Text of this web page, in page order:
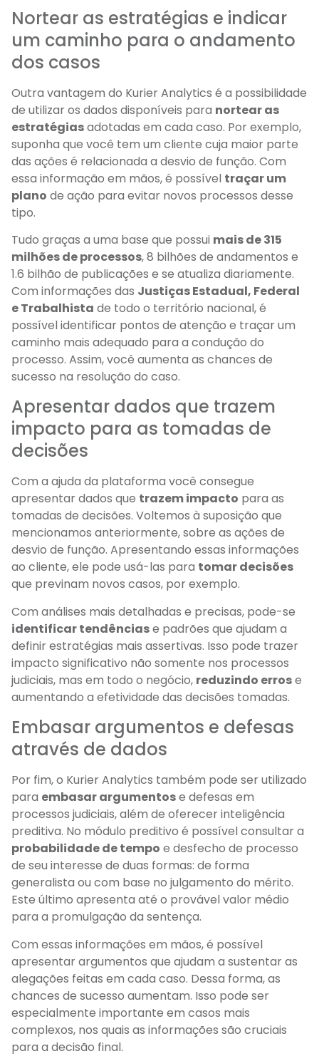
Nortear as estratégias e indicar
um caminho para o andamento
dos casos
Outra vantagem do Kurier Analytics é a possibilidade
de utilizar os dados disponíveis para nortear as
estratégiasadotadas em cada caso. Por exemplo,
suponha que você tem um cliente cuja maior parte
das ações é relacionada a desvio de função. Com
essa informação em mãos, é possível traçar um
plano de ação para evitar novos processos desse
tipo.
Tudo graças a uma base que possui mais de 315
milhões de processos, 8 bilhões de andamentos e
1.6 bilhão de publicações e se atualiza diariamente.
Com informações das Justiças Estadual, Federal
e Trabalhista de todo o território nacional, é
possível identificar pontos de atenção e traçar um
caminho mais adequado para a condução do
processo. Assim, você aumenta as chances de
sucesso na resolução do caso.
Apresentar dados que trazem
impacto para as tomadas de
decisões
Com a ajuda da plataforma você consegue
apresentar dados que trazem impacto para as
tomadas de decisões. Voltemos à suposição que
mencionamos anteriormente, sobre as ações de
desvio de função. Apresentando essas informações
ao cliente, ele pode usá-las para tomar decisões
que previnam novos casos, por exemplo.
Com análises mais detalhadas e precisas, pode-se
identificar tendênciase padrões que ajudam a
definir estratégias mais assertivas. Isso pode trazer
impacto significativo não somente nos processos
judiciais, mas em todo o negócio, reduzindo errose
aumentando a efetividade das decisões tomadas.
Embasar argumentos e defesas
através de dados
Por fim, o Kurier Analytics também pode ser utilizado
para embasar argumentose defesas em
processos judiciais,além de oferecer inteligência
preditiva. No módulo preditivo é possível consultar a
probabilidade de tempo e desfecho de processo
de seu interesse de duas formas: de forma
generalista ou com base no julgamento do mérito.
Este último apresenta até o provável valor médio
para a promulgação da sentença.
Com essas informações em mãos, é possível
apresentar argumentos que ajudam a sustentar as
alegações feitas em cada caso. Dessa forma, as
chances de sucesso aumentam. Isso pode ser
especialmente importante em casos mais
complexos, nos quais as informações são cruciais
para a decisão final.